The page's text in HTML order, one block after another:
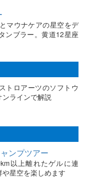
マウナケアの星空をデ
ンブラー。黄道12星座
トロアーツのソフトウ
ンラインで解説
ンプツアー
以上離れたゲルに連
星空を楽しめます